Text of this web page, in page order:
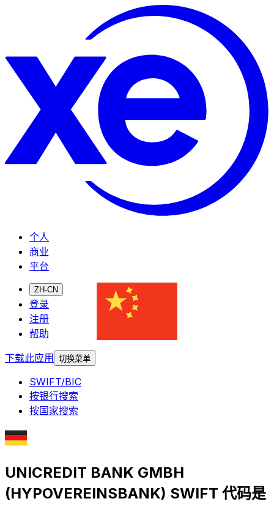
个人
商业
平台
ZH-CN
登录
注册
帮助
下载此应用
切换菜单
SWIFT/BIC
按银行搜索
按国家搜索
UNICREDIT BANK GMBH
(HYPOVEREINSBANK) SWIFT 代码是